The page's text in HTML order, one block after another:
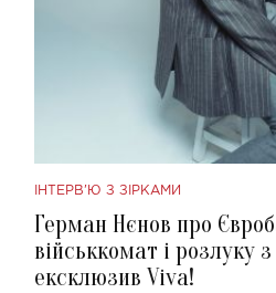
ІНТЕРВ'Ю З ЗІРКАМИ
Герман Нєнов про
військкомат і розлуку
ексклюзив Viva!